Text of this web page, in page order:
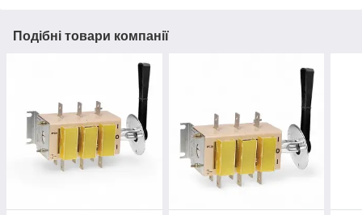
Подібні товари компанії